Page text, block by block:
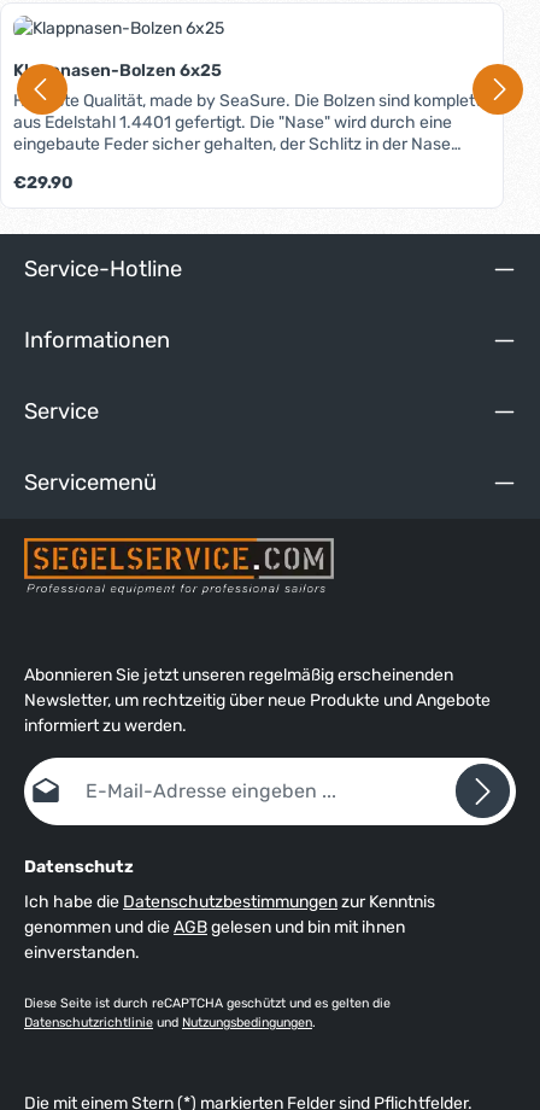
Klappnasen-Bolzen 6x25
Höchste Qualität, made by SeaSure. Die Bolzen sind komplett
aus Edelstahl 1.4401 gefertigt. Die "Nase" wird durch eine
eingebaute Feder sicher gehalten, der Schlitz in der Nase
Ausnutzung der Nutzlänge. In der Rille im Kopf läßt sich eine
Sicherungsleine anbringen, sodaß ein Verlieren verhindert
werden kann. Diese Größe ist ideal zur Befestigung der Arriba
Regulärer Preis:
€29.90
Service-Hotline
Informationen
Service
Servicemenü
Abonnieren Sie jetzt unseren regelmäßig erscheinenden
Newsletter, um rechtzeitig über neue Produkte und Angebote
informiert zu werden.
E-Mail-Adresse*
Datenschutz
Ich habe die Datenschutzbestimmungenzur Kenntnis
genommen und dieAGBgelesen und bin mit ihnen
einverstanden.
Diese Seite ist durch reCAPTCHA geschützt und es gelten die
Datenschutzrichtlinie und Nutzungsbedingungen.
Die mit einem Stern (*) markierten Felder sind Pflichtfelder.